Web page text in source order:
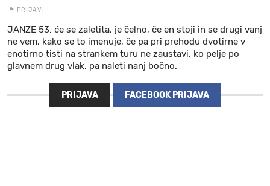
PRIJAVI
JANZE 53. će se zaletita, je čelno, če en stoji in se drugi vanj
ne vem, kako se to imenuje, če pa pri prehodu dvotirne v
enotirno tisti na strankem turu ne zaustavi, ko pelje po
glavnem drug vlak, pa naleti nanj bočno.
PRIJAVA FACEBOOK PRIJAVA